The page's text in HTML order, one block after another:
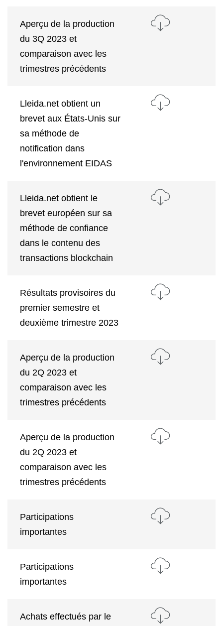
Aperçu de la production
du 3Q 2023 et
comparaison avec les
trimestres précédents
Lleida.net obtient un
brevet aux États-Unis sur
sa méthode de
notification dans
l'environnement EIDAS
Lleida.net obtient le
brevet européen sur sa
méthode de confiance
dans le contenu des
transactions blockchain
Résultats provisoires du
premier semestre et
deuxième trimestre 2023
Aperçu de la production
du 2Q 2023 et
comparaison avec les
trimestres précédents
Aperçu de la production
du 2Q 2023 et
comparaison avec les
trimestres précédents
Participations
importantes
Participations
importantes
Achats effectués par le